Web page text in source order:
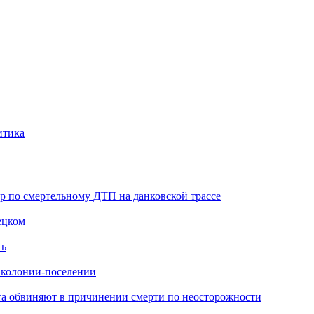
по смертельному ДТП на данковской трассе
поселении
обвиняют в причинении смерти по неосторожности